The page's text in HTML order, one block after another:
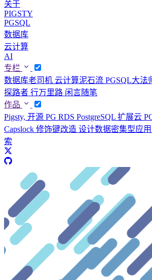
关于
PIGSTY
PGSQL
数据库
云计算
AI
专栏
数据库老司机 云计算泥石流 PGSQL大法
探路者 行万里路 闲言随笔
作品
Pigsty, 开源 PG RDS PostgreSQL 扩展云
Capslock 修饰键改造 设计数据密集型应用
索